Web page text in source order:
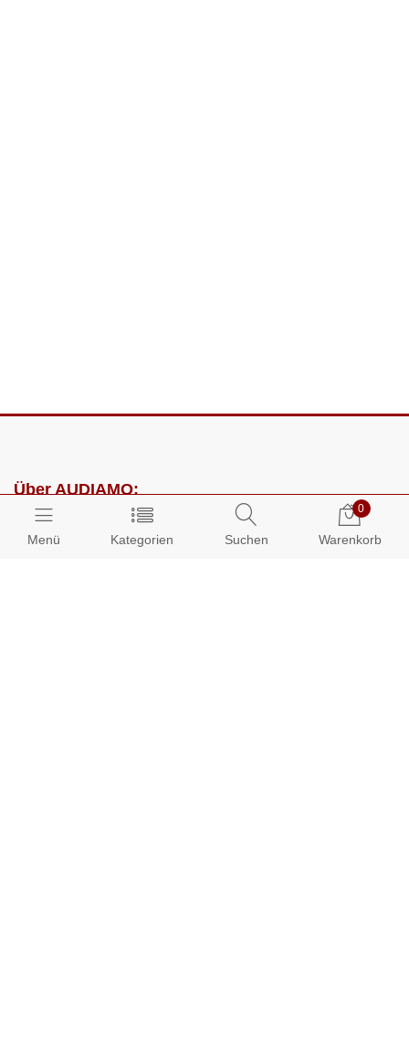
Menü Kategorien Suchen
0
Warenkorb
Über AUDIAMO:
Impressum